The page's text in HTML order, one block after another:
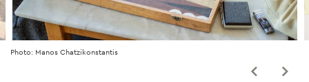
Photo: Manos Chatzikonstantis